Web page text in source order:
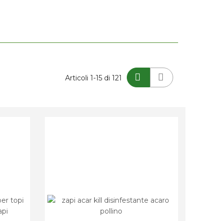
Mostra
come
Articoli 1-15 di 121